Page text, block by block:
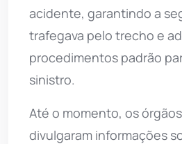
acidente, garantindo a
trafegava pelo trecho e
procedimentos padrão
sinistro.
Até o momento, os
divulgaram informações